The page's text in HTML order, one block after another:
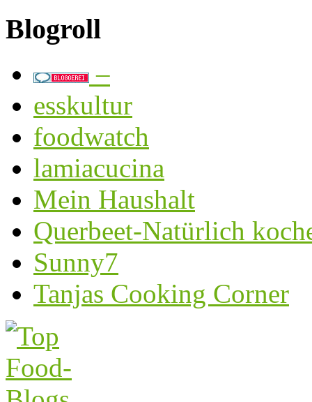
Blogroll
–
esskultur
foodwatch
lamiacucina
Mein Haushalt
Querbeet-Natürlich
Sunny7
Tanjas Cooking Corner